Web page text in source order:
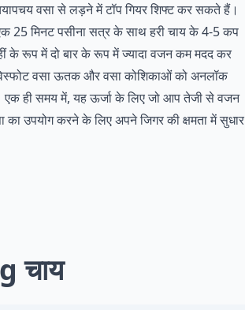
वसा से लड़ने में टॉप गियर शिफ्ट कर सकते हैं।
25 मिनट पसीना सत्र के साथ हरी चाय के 4-5 कप
के रूप में दो बार के रूप में ज्यादा वजन कम मदद कर
वसा ऊतक और वसा कोशिकाओं को अनलॉक
ही समय में, यह ऊर्जा के लिए जो आप तेजी से वजन
उपयोग करने के लिए अपने जिगर की क्षमता में सुधार
चाय